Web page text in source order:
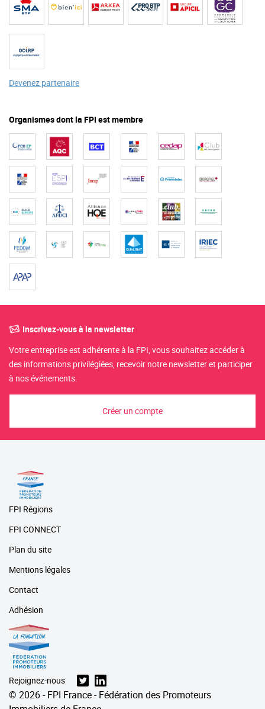
Devenez partenaire
Organismes dont la FPI est membre
Inscrivez-vous à la newsletter
Votre entreprise est adhérente à la FPI, vous souhaitez accéder à
des informations privilégiées, recevoir notre newsletter et participer
à nos événements.
Créer un compte
FPI Régions
FPI CONNECT
Plan du site
Mentions légales
Contact
Adhésion
Rejoignez-nous
© 2026 - FPI France - Fédération des Promoteurs